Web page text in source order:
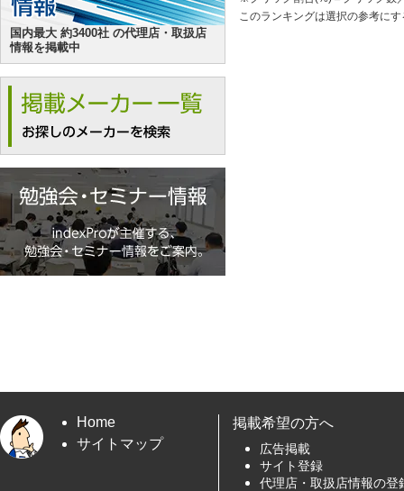
国内最大 約3400社 の代理店・取扱店
情報を掲載中
このランキングは選択の参考に
Home
サイトマップ
掲載希望の方へ
広告掲載
サイト登録
代理店・取扱店情報の登